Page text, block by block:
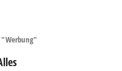
"Werbung"